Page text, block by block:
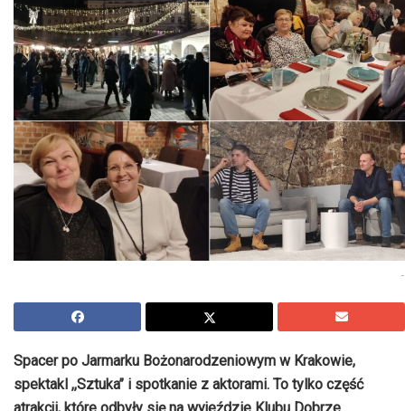
-
Spacer po Jarmarku Bożonarodzeniowym w Krakowie,
spektakl ,,Sztuka’’ i spotkanie z aktorami. To tylko część